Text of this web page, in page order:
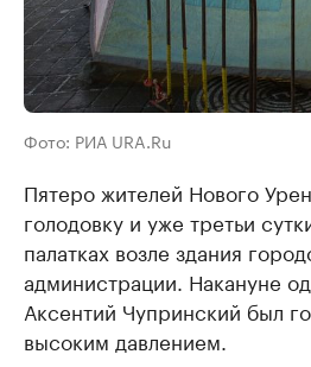
Фото: РИА URA.Ru
Пятеро жителей Нового
голодовку и уже третьи
палатках возле здания
администрации. Накануне
Аксентий Чупринский был
высоким давлением.